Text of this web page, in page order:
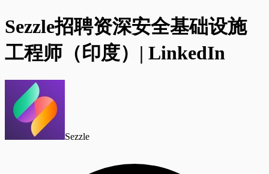
Sezzle招聘资深安全基础设施
工程师（印度）| LinkedIn
Sezzle